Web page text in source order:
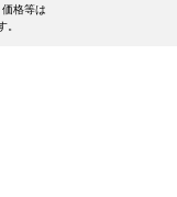
格等は
。